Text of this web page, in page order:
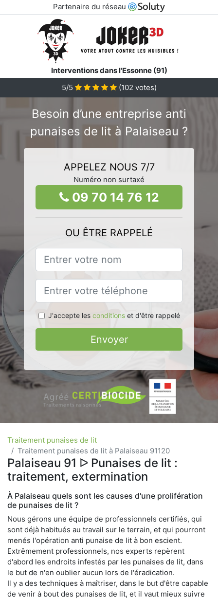
Partenaire du réseau
Interventions dans l'Essonne (91)
5/5
(102 votes)
Besoin d’une entreprise anti
punaises de lit à Palaiseau ?
APPELEZ NOUS 7/7
Numéro non surtaxé
09 70 14 76 12
OU ÊTRE RAPPELÉ
J'accepte les conditionset d'être rappelé
Envoyer
Traitement punaises de lit
Traitement punaises de lit à Palaiseau 91120
Palaiseau 91 ᐅ Punaises de lit :
traitement, extermination
À Palaiseau quels sont les causes d'une prolifération
de punaises de lit ?
Nous gérons une équipe de professionnels certifiés, qui
sont déjà habitués au travail sur le terrain, et qui pourront
menés l'opération anti punaise de lit à bon escient.
Extrêmement professionnels, nos experts repèrent
d'abord les endroits infestés par les punaises de lit, dans
le but de n'en oublier aucun lors de l'éradication.
Il y a des techniques à maîtriser, dans le but d'être capable
de venir à bout des punaises de lit, et il vaut mieux suivre